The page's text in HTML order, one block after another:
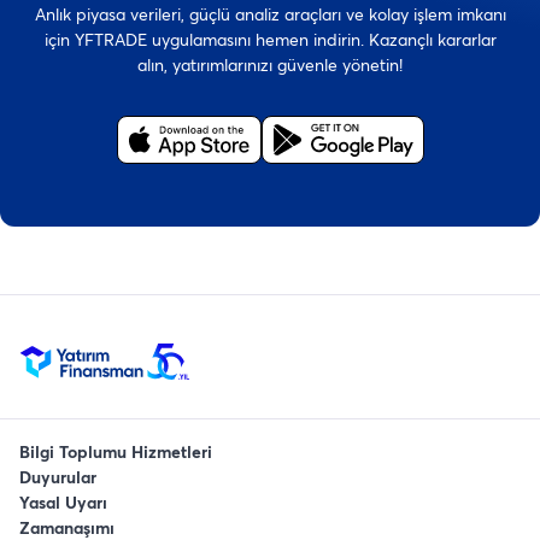
Anlık piyasa verileri, güçlü analiz araçları ve kolay işlem imkanı
için YFTRADE uygulamasını hemen indirin. Kazançlı kararlar
alın, yatırımlarınızı güvenle yönetin!
Bilgi Toplumu Hizmetleri
Duyurular
Yasal Uyarı
Zamanaşımı